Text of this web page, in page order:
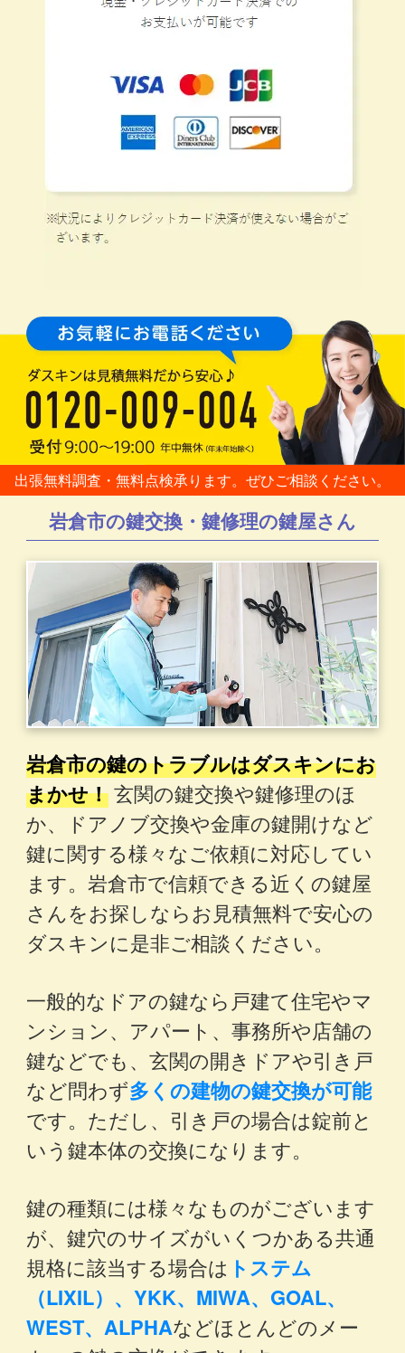
出張無料調査・無料点検承ります。ぜひご相談ください。
岩倉市の鍵交換・鍵修理の鍵屋さん
岩倉市の鍵のトラブルはダスキンにお
まかせ！玄関の鍵交換や鍵修理のほ
か、ドアノブ交換や金庫の鍵開けなど
鍵に関する様々なご依頼に対応してい
ます。岩倉市で信頼できる近くの鍵屋
さんをお探しならお見積無料で安心の
ダスキンに是非ご相談ください。
一般的なドアの鍵なら戸建て住宅やマ
ンション、アパート、事務所や店舗の
鍵などでも、玄関の開きドアや引き戸
など問わず多くの建物の鍵交換が可能
です。ただし、引き戸の場合は錠前と
いう鍵本体の交換になります。
鍵の種類には様々なものがございます
が、鍵穴のサイズがいくつかある共通
規格に該当する場合は トステム
（LIXIL）、YKK、MIWA、GOAL、
WEST、ALPHAなどほとんどのメー